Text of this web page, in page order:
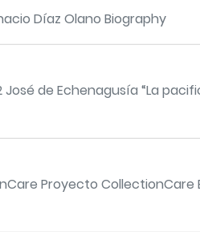
Díaz Olano Biography
de Echenagusía “La
Proyecto CollectionCare